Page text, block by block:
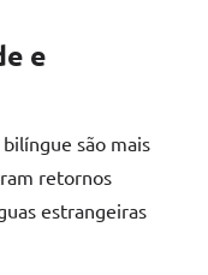
e
são mais
retornos
estrangeiras